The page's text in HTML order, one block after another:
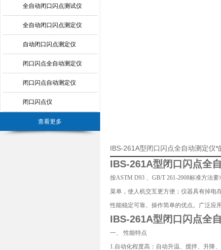
全自动闭口闪点测试仪
全自动闭口闪点测定仪
自动闭口闪点测定仪
闭口闪点全自动测定仪
闭口闪点自动测定仪
闭口闪点仪
查看更多
IBS-261A型闭口闪点全自动测定仪*
IBS-261A型闭口闪点全
按ASTM D93 、GB/T 261-2008标准方法
菜单，使人机交互更方便；仪器具有掉电
性能稳定可靠、操作简单的优点。广泛应
IBS-261A型闭口闪点全
一、 性能特点
1.自动化程度高：自动升温、搅拌、升降